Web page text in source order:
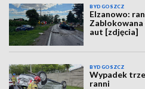
BYDGOSZCZ
Elzanowo:
Zablokowana
aut [zdjęcia]
BYDGOSZCZ
Wypadek
ranni